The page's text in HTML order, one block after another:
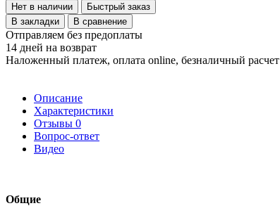
Нет в наличии
Быстрый заказ
В закладки
В сравнение
Отправляем без предоплаты
14 дней на возврат
Наложенный платеж, оплата online, безналичный расчет
Описание
Характеристики
Отзывы 0
Вопрос-ответ
Видео
Общие